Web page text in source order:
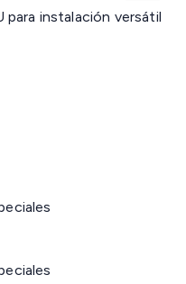
para instalación versátil